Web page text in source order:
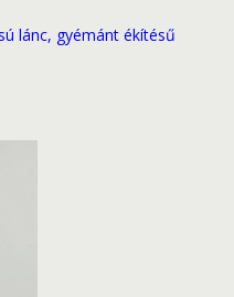
lánc, gyémánt ékítésű